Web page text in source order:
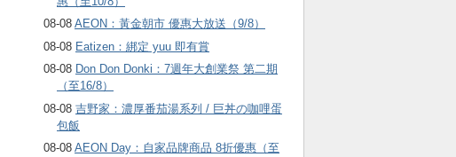
08-08 AEON：黃金朝市 優惠大放送（9/8）
08-08 Eatizen：綁定 yuu 即有賞
08-08 Don Don Donki：7週年大創業祭 第二期
（至16/8）
08-08 吉野家：濃厚番茄湯系列 / 巨丼の咖哩蛋
包飯
08-08 AEON Day：自家品牌商品 8折優惠（至